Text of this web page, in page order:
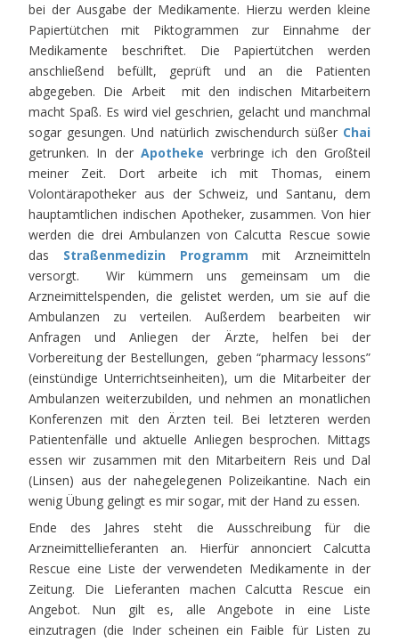
bei der Ausgabe der Medikamente. Hierzu werden kleine
Papiertütchen mit Piktogrammen zur Einnahme der
Medikamente beschriftet. Die Papiertütchen werden
anschließend befüllt, geprüft und an die Patienten
abgegeben. Die Arbeit mit den indischen Mitarbeitern
macht Spaß. Es wird viel geschrien, gelacht und manchmal
sogar gesungen. Und natürlich zwischendurch süßer Chai
getrunken. In der Apotheke verbringe ich den Großteil
meiner Zeit. Dort arbeite ich mit Thomas, einem
Volontärapotheker aus der Schweiz, und Santanu, dem
hauptamtlichen indischen Apotheker, zusammen. Von hier
werden die drei Ambulanzen von Calcutta Rescue sowie
das Straßenmedizin Programm mit Arzneimitteln
versorgt. Wir kümmern uns gemeinsam um die
Arzneimittelspenden, die gelistet werden, um sie auf die
Ambulanzen zu verteilen. Außerdem bearbeiten wir
Anfragen und Anliegen der Ärzte, helfen bei der
Vorbereitung der Bestellungen, geben “pharmacy lessons”
(einstündige Unterrichtseinheiten), um die Mitarbeiter der
Ambulanzen weiterzubilden, und nehmen an monatlichen
Konferenzen mit den Ärzten teil. Bei letzteren werden
Patientenfälle und aktuelle Anliegen besprochen. Mittags
essen wir zusammen mit den Mitarbeitern Reis und Dal
(Linsen) aus der nahegelegenen Polizeikantine. Nach ein
wenig Übung gelingt es mir sogar, mit der Hand zu essen.
Ende des Jahres steht die Ausschreibung für die
Arzneimittellieferanten an. Hierfür annonciert Calcutta
Rescue eine Liste der verwendeten Medikamente in der
Zeitung. Die Lieferanten machen Calcutta Rescue ein
Angebot. Nun gilt es, alle Angebote in eine Liste
einzutragen (die Inder scheinen ein Faible für Listen zu